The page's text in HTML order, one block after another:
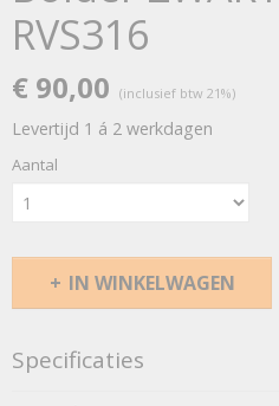
RVS316
€ 90,00 (inclusief btw 21%)
Levertijd 1 á 2 werkdagen
Aantal
IN WINKELWAGEN
Specificaties